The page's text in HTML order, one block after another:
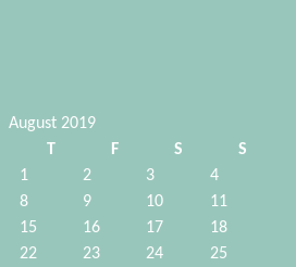
August 2019
T F S S
1 2 3
4
8 9 10
11
15 16 17
18
22 23 24
25